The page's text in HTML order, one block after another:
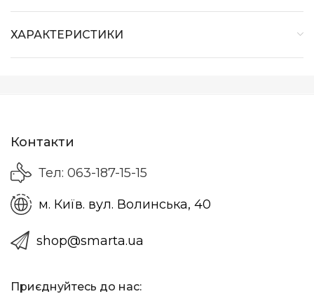
ХАРАКТЕРИСТИКИ
Контакти
Тел: 063-187-15-15
м. Київ. вул. Волинська, 40
shop@smarta.ua
Приєднуйтесь до нас: